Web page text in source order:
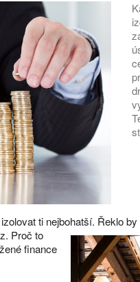
ti nejbohatší. Řeklo
Proč to
finance